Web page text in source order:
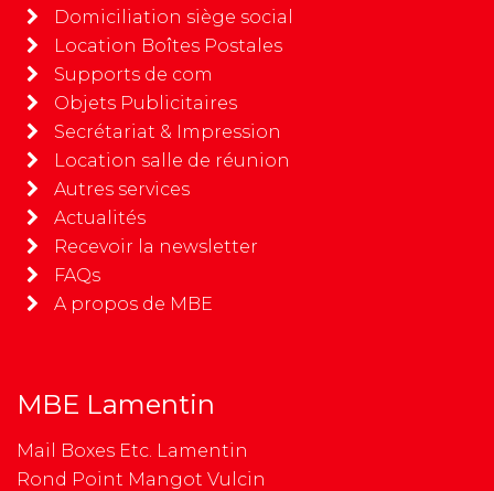
Domiciliation siège social
Location Boîtes Postales
Supports de com
Objets Publicitaires
Secrétariat & Impression
Location salle de réunion
Autres services
Actualités
Recevoir la newsletter
FAQs
A propos de MBE
MBE Lamentin
Mail Boxes Etc. Lamentin
Rond Point Mangot Vulcin